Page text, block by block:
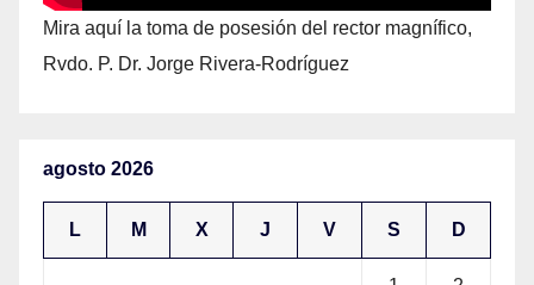
Mira aquí la toma de posesión del rector magnífico,
Rvdo. P. Dr. Jorge Rivera-Rodríguez
agosto 2026
L M X J V S D